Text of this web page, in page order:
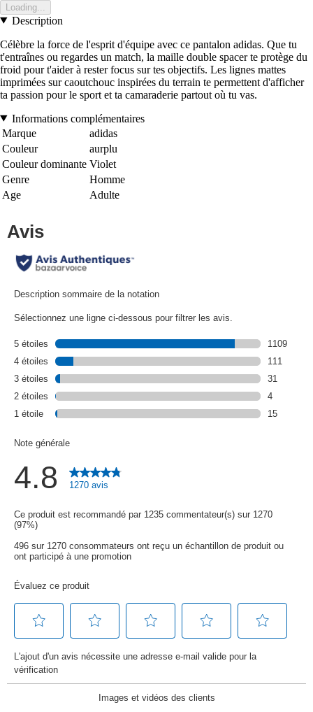
Loading...
Description
Célèbre la force de l'esprit d'équipe avec ce pantalon adidas. Que tu
t'entraînes ou regardes un match, la maille double spacer te protège du
froid pour t'aider à rester focus sur tes objectifs. Les lignes mattes
imprimées sur caoutchouc inspirées du terrain te permettent d'afficher
ta passion pour le sport et ta camaraderie partout où tu vas.
Informations complémentaires
Marque
adidas
Couleur
aurplu
Couleur dominante Violet
Genre
Homme
Age
Adulte